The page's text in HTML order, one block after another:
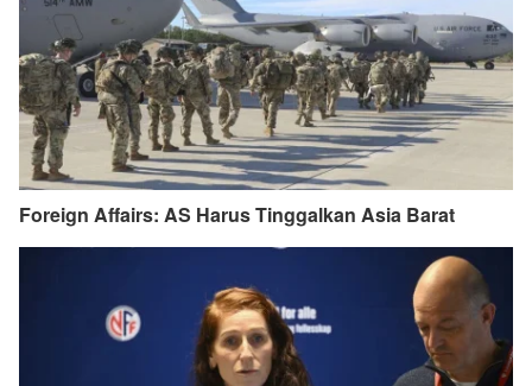
Foreign Affairs: AS Harus Tinggalkan Asia Barat